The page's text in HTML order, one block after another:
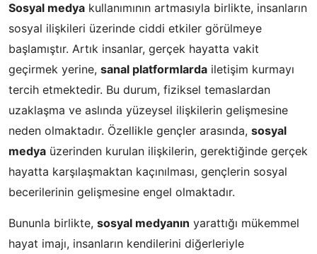
Sosyal medya kullanımının artmasıyla birlikte, insanların
sosyal ilişkileri üzerinde ciddi etkiler görülmeye
başlamıştır. Artık insanlar, gerçek hayatta vakit
geçirmek yerine, sanal platformlarda iletişim kurmayı
tercih etmektedir. Bu durum, fiziksel temaslardan
uzaklaşma ve aslında yüzeysel ilişkilerin gelişmesine
neden olmaktadır. Özellikle gençler arasında, sosyal
medya üzerinden kurulan ilişkilerin, gerektiğinde gerçek
hayatta karşılaşmaktan kaçınılması, gençlerin sosyal
becerilerinin gelişmesine engel olmaktadır.
Bununla birlikte, sosyal medyanın yarattığı mükemmel
hayat imajı, insanların kendilerini diğerleriyle